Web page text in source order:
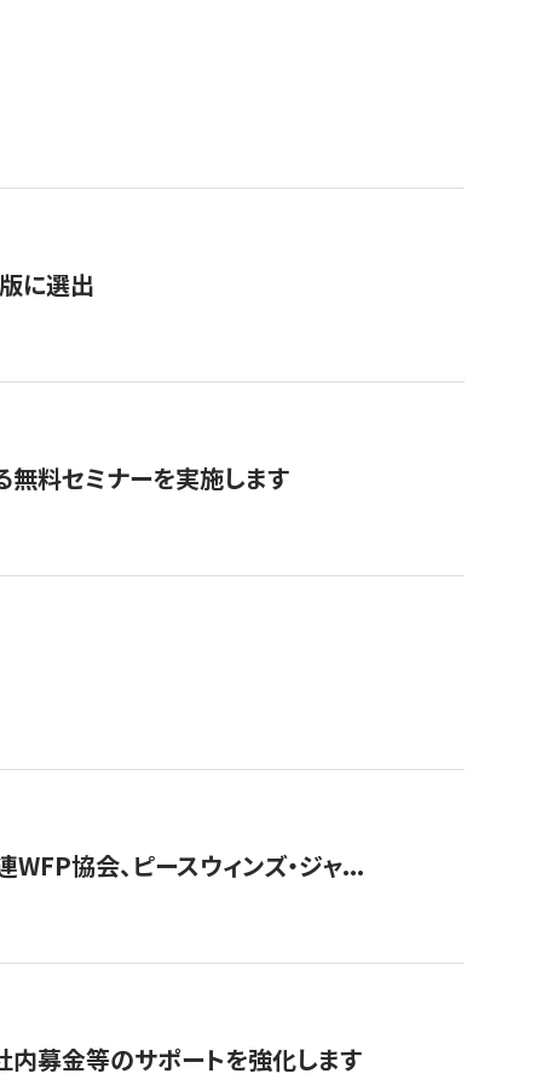
に選出
無料セミナーを実施します
協会、ピースウィンズ・ジャ...
内募金等のサポートを強化します